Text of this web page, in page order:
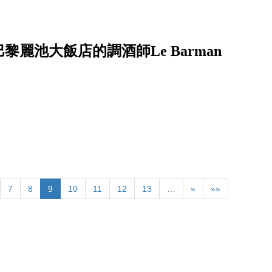
麗池大飯店的調酒師Le Barman
7 8 9 10 11 12 13 … » »»